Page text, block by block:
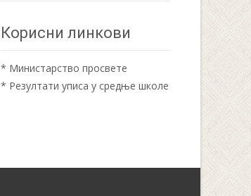
Корисни линкови
* Министарство просвете
* Резултати уписа у средње школе